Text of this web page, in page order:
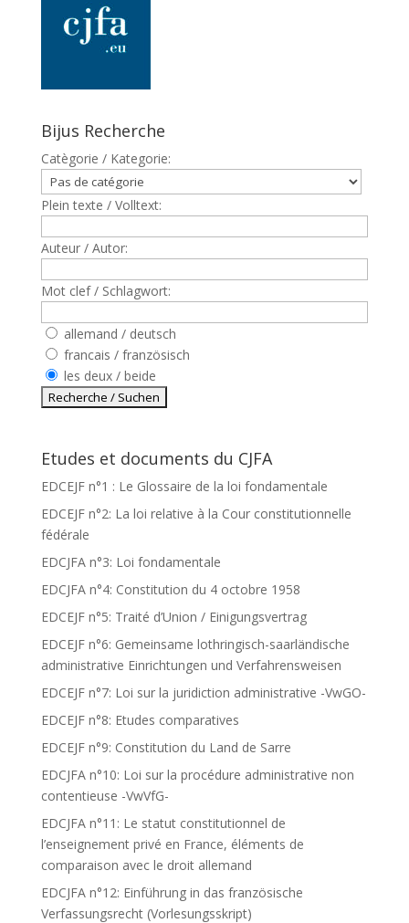
Bijus Recherche
Catègorie / Kategorie:
Plein texte / Volltext:
Auteur / Autor:
Mot clef / Schlagwort:
allemand / deutsch
francais / französisch
les deux / beide
Etudes et documents du CJFA
EDCEJF n°1 : Le Glossaire de la loi fondamentale
EDCEJF n°2: La loi relative à la Cour constitutionnelle
fédérale
EDCJFA n°3: Loi fondamentale
EDCJFA n°4: Constitution du 4 octobre 1958
EDCEJF n°5: Traité d’Union / Einigungsvertrag
EDCEJF n°6: Gemeinsame lothringisch-saarländische
administrative Einrichtungen und Verfahrensweisen
EDCEJF n°7: Loi sur la juridiction administrative -VwGO-
EDCEJF n°8: Etudes comparatives
EDCEJF n°9: Constitution du Land de Sarre
EDCJFA n°10: Loi sur la procédure administrative non
contentieuse -VwVfG-
EDCJFA n°11: Le statut constitutionnel de
l’enseignement privé en France, éléments de
comparaison avec le droit allemand
EDCJFA n°12: Einführung in das französische
Verfassungsrecht (Vorlesungsskript)